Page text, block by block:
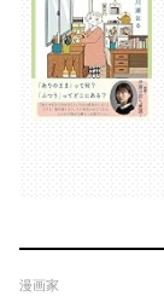
漫画家